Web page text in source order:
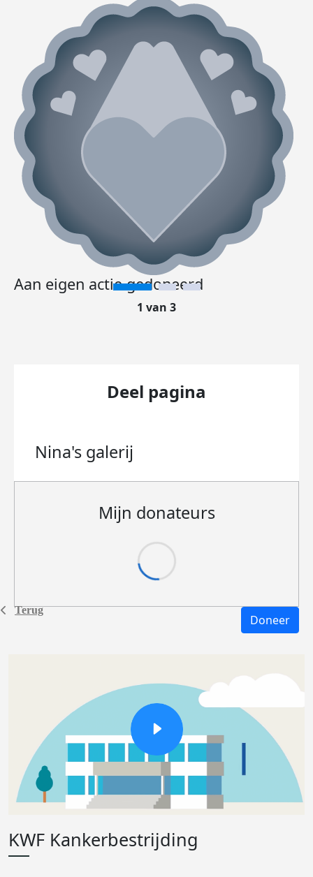
Terug
Aan eigen actie gedoneerd
1 van 3
Deel pagina
Nina's galerij
Mijn donateurs
Doneer
KWF Kankerbestrijding